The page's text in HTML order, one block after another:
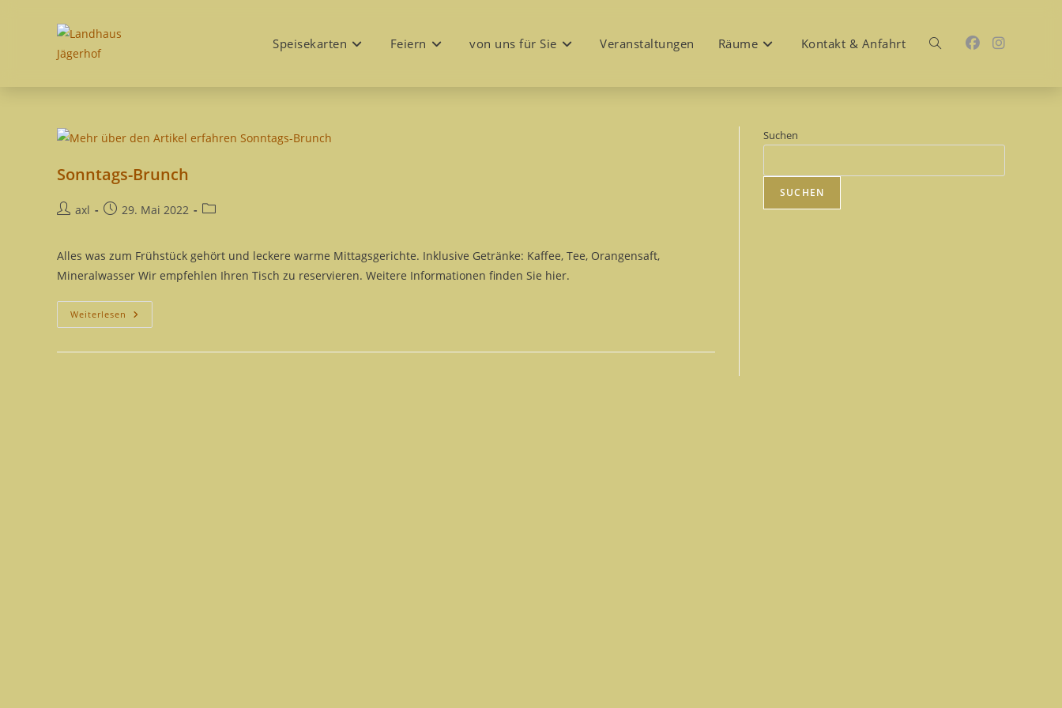
Speisekarten Feiern von uns für Sie Veranstaltungen Räume Kontakt & Anfahrt Website-
Sonntags-Brunch
Beitrags-
axl
Beitrag29. Mai 2022
Beitrags-
Alles was zum Frühstück gehört und leckere warme Mittagsgerichte. Inklusive Getränke: Kaffee, Tee, Orangensaft,
Mineralwasser Wir empfehlen Ihren Tisch zu reservieren. Weitere Informationen finden Sie hier.
Weiterlesen Sonntags-
Brunch
Suchen
SUCHEN